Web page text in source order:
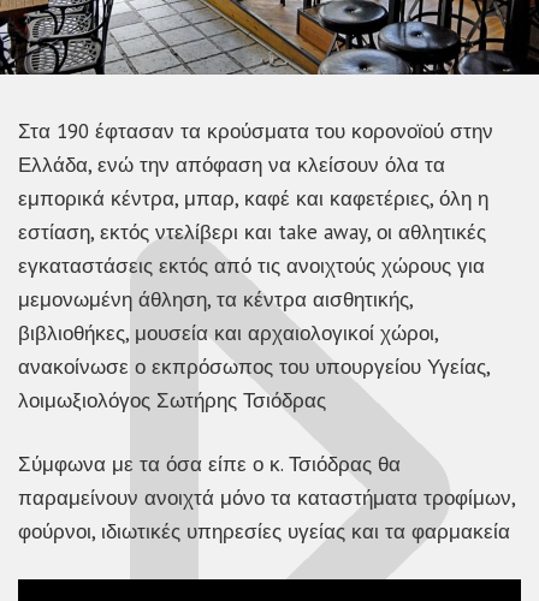
Στα 190 έφτασαν τα κρούσματα του κορονοϊού στην
Ελλάδα, ενώ την απόφαση να κλείσουν όλα τα
εμπορικά κέντρα, μπαρ, καφέ και καφετέριες, όλη η
εστίαση, εκτός ντελίβερι και take away, οι αθλητικές
εγκαταστάσεις εκτός από τις ανοιχτούς χώρους για
μεμονωμένη άθληση, τα κέντρα αισθητικής,
βιβλιοθήκες, μουσεία και αρχαιολογικοί χώροι,
ανακοίνωσε ο εκπρόσωπος του υπουργείου Υγείας,
λοιμωξιολόγος Σωτήρης Τσιόδρας
Σύμφωνα με τα όσα είπε ο κ. Τσιόδρας θα
παραμείνουν ανοιχτά μόνο τα καταστήματα τροφίμων,
φούρνοι, ιδιωτικές υπηρεσίες υγείας και τα φαρμακεία